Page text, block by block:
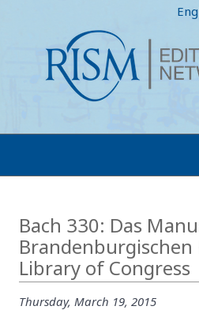
Bach 330: Das
Library of Congress
Thursday, March 19, 2015